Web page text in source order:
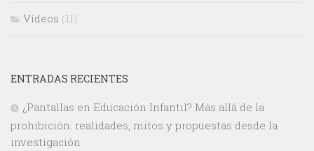
Vídeos (11)
ENTRADAS RECIENTES
¿Pantallas en Educación Infantil? Más allá de la
prohibición: realidades, mitos y propuestas desde la
investigación